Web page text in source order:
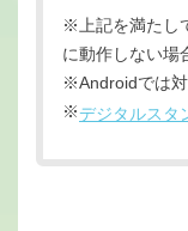
上記を満たし
に動作しない場
Androidでは
デジタルスタ